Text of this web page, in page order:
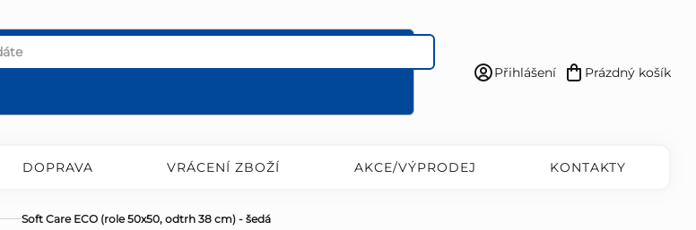
Přihlášení
Nákupní
Prázdný košík
DOPRAVA VRÁCENÍ ZBOŽÍ AKCE/VÝPRODEJ KONTAKTY
Soft Care ECO (role 50x50, odtrh 38 cm) - šedá